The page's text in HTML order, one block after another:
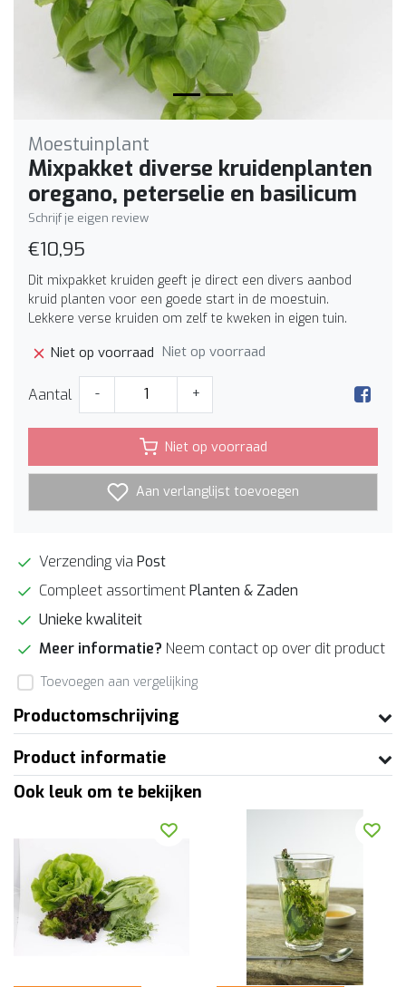
Moestuinplant
Mixpakket diverse kruidenplanten
oregano, peterselie en basilicum
Schrijf je eigen review
€10,95
Dit mixpakket kruiden geeft je direct een divers aanbod
kruid planten voor een goede start in de moestuin.
Lekkere verse kruiden om zelf te kweken in eigen tuin.
Niet op voorraad Niet op voorraad
Aantal - +
Niet op voorraad
Aan verlanglijst toevoegen
Verzending via Post
Compleet assortimentPlanten & Zaden
Unieke kwaliteit
Meer informatie? Neem contact op over dit product
Toevoegen aan vergelijking
Productomschrijving
Product informatie
Ook leuk om te bekijken